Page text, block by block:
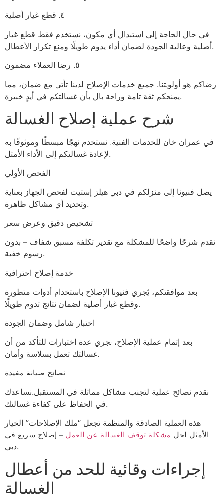
٤. قطع غيار أصلية
في حال الحاجة إلى استبدال أي مكون، نستخدم فقط قطع غيار
أصلية وعالية الجودة لضمان أداء يدوم طويلًا ومنع تكرار الأعطال.
٥. رضا العملاء مضمون
رضاكم هو أولويتنا. جميع خدمات الإصلاح لدينا تأتي مع ضمان، مما
يمنحكم ثقة تامة وراحة بال بأن غسالتكم في أيدٍ خبيرة.
شرح عملية إصلاح الغسالة
في عمران خان للخدمات الفنية، نستخدم نهجًا مبسطًا وموثوقًا به
لإعادة غسالتكم إلى الأداء الأمثل.
الفحص الأولي
يصل فنيونا إلى منزلكم في دبي هيلز إستيت لفحص الجهاز بعناية
وتحديد أي مشاكل ظاهرة.
تشخيص دقيق وعرض سعر
نقدم شرحًا واضحًا للمشكلة مع تقدير تكلفة مسبق شفاف – بدون
رسوم خفية.
خدمة إصلاح احترافية
بعد موافقتكم، يُجري فنيونا الإصلاح باستخدام أدوات متطورة
وقطع غيار أصلية لضمان نتائج تدوم طويلًا.
اختبار شامل وضمان الجودة
بعد إتمام عملية الإصلاح، نجري عدة اختبارات للتأكد من أن
غسالتك تعمل بسلاسة وأمان.
نصائح صيانة مفيدة
نقدم نصائح عملية لتجنب مشاكل مماثلة في المستقبل.نساعدك
في الحفاظ على كفاءة غسالتك.
هذه العملية الصادقة والمنظمة تجعل “ملك الإصلاحات” الخيار
الأمثل لحل مشكلة توقف الغسالة عن العمل – إصلاح سريع في
دبي.
إجراءات وقائية للحد من أعطال
الغسالة